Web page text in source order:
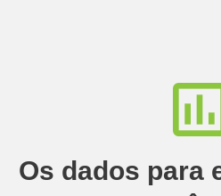
Os dados para